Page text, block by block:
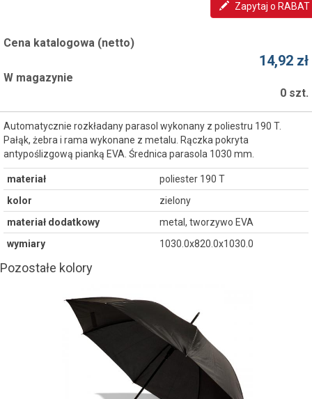
Zapytaj o RABAT
Cena katalogowa (netto)
14,92 zł
W magazynie
0 szt.
Automatycznie rozkładany parasol wykonany z poliestru 190 T.
Pałąk, żebra i rama wykonane z metalu. Rączka pokryta
antypoślizgową pianką EVA. Średnica parasola 1030 mm.
materiał
poliester 190 T
kolor
zielony
materiał dodatkowy
metal, tworzywo EVA
wymiary
1030.0x820.0x1030.0
Pozostałe kolory